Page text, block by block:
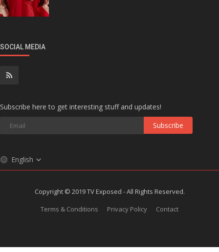
SOCIAL MEDIA
Subscribe here to get interesting stuff and updates!
Subscribe
English
Copyright © 2019 TV Exposed - All Rights Reserved.
Terms & Conditions
Privacy Policy Contact